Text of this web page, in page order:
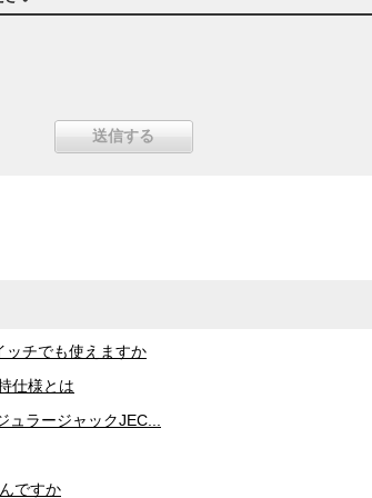
ッチでも使えますか
仕様とは
ラージャックJEC...
ですか